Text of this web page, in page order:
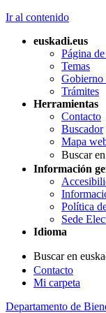
Ir al contenido
euskadi.eus
Página
Temas
Gobierno
Trámites
Herramientas
Contacto
Buscador
Mapa
Buscar
Información
Política
Sede
Idioma
Buscar en
Contacto
Mi carpeta
Departamento de